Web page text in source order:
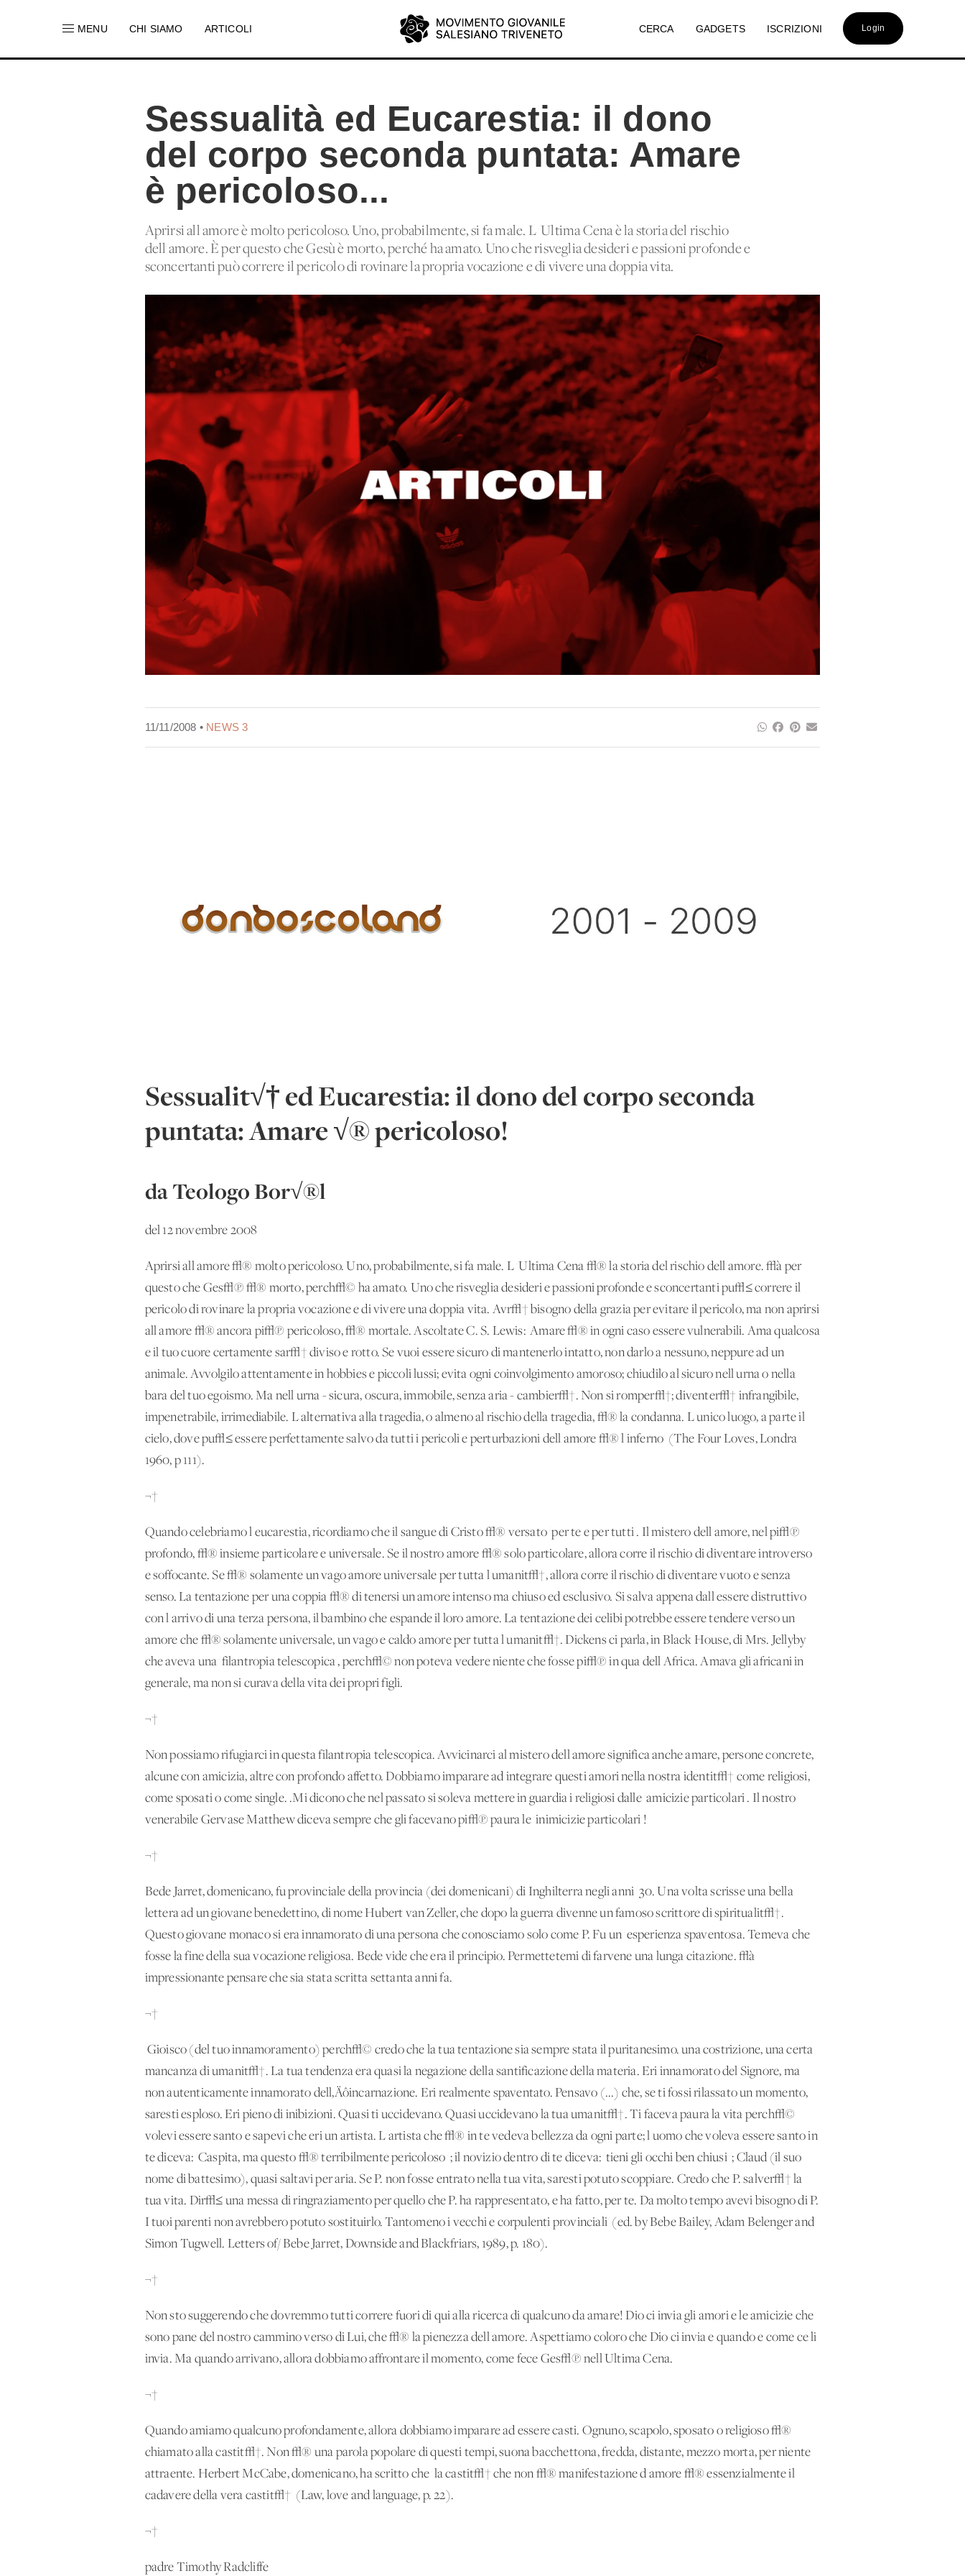
MENU CHI SIAMO ARTICOLI CERCA GADGETS ISCRIZIONI Login
Sessualità ed Eucarestia: il dono
del corpo seconda puntata: Amare
è pericoloso...
Aprirsi all'amore è molto pericoloso. Uno, probabilmente, si fa male. L 'Ultima Cena è la storia del rischio
dell'amore. È per questo che Gesù è morto, perché ha amato. Uno che risveglia desideri e passioni profonde e
sconcertanti può correre il pericolo di rovinare la propria vocazione e di vivere una doppia vita.
11/11/2008 • NEWS 3
Sessualit√† ed Eucarestia: il dono del corpo seconda
puntata: Amare √® pericoloso!
da Teologo Bor√®l
del 12 novembre 2008
Aprirsi all'amore √® molto pericoloso. Uno, probabilmente, si fa male. L 'Ultima Cena √® la storia del rischio dell'amore. √à per
questo che Ges√π √® morto, perch√© ha amato. Uno che risveglia desideri e passioni profonde e sconcertanti pu√≤ correre il
pericolo di rovinare la propria vocazione e di vivere una doppia vita. Avr√† bisogno della grazia per evitare il pericolo, ma non aprirsi
all'amore √® ancora pi√π pericoloso, √® mortale. Ascoltate C. S. Lewis: 'Amare √® in ogni caso essere vulnerabili. Ama qualcosa
e il tuo cuore certamente sar√† diviso e rotto. Se vuoi essere sicuro di mantenerlo intatto, non darlo a nessuno, neppure ad un
animale. Avvolgilo attentamente in hobbies e piccoli lussi; evita ogni coinvolgimento amoroso; chiudilo al sicuro nell'urna o nella
bara del tuo egoismo. Ma nell'urna - sicura, oscura, immobile, senza aria - cambier√†. Non si romper√†; diventer√† infrangibile,
impenetrabile, irrimediabile. L'alternativa alla tragedia, o almeno al rischio della tragedia, √® la condanna. L'unico luogo, a parte il
cielo, dove pu√≤ essere perfettamente salvo da tutti i pericoli e perturbazioni dell'amore √® l'inferno' (The Four Loves, Londra
1960, p 111).
¬†
Quando celebriamo l'eucarestia, ricordiamo che il sangue di Cristo √® versato 'per te e per tutti'. Il mistero dell'amore, nel pi√π
profondo, √® insieme particolare e universale. Se il nostro amore √® solo particolare, allora corre il rischio di diventare introverso
e soffocante. Se √® solamente un vago amore universale per tutta l'umanit√†, allora corre il rischio di diventare vuoto e senza
senso. La tentazione per una coppia √® di tenersi un amore intenso ma chiuso ed esclusivo. Si salva appena dall'essere distruttivo
con l'arrivo di una terza persona, il bambino che espande il loro amore. La tentazione dei celibi potrebbe essere tendere verso un
amore che √® solamente universale, un vago e caldo amore per tutta l'umanit√†. Dickens ci parla, in Black House, di Mrs. Jellyby
che aveva una 'filantropia telescopica', perch√© non poteva vedere niente che fosse pi√π in qua dell'Africa. Amava gli africani in
generale, ma non si curava della vita dei propri figli.
¬†
Non possiamo rifugiarci in questa filantropia telescopica. Avvicinarci al mistero dell'amore significa anche amare, persone concrete,
alcune con amicizia, altre con profondo affetto. Dobbiamo imparare ad integrare questi amori nella nostra identit√† come religiosi,
come sposati o come single. .Mi dicono che nel passato si soleva mettere in guardia i religiosi dalle 'amicizie particolari'. Il nostro
venerabile Gervase Matthew diceva sempre che gli facevano pi√π paura le 'inimicizie particolari'!
¬†
Bede Jarret, domenicano, fu provinciale della provincia (dei domenicani) di Inghilterra negli anni '30. Una volta scrisse una bella
lettera ad un giovane benedettino, di nome Hubert van Zeller, che dopo la guerra divenne un famoso scrittore di spiritualit√†.
Questo giovane monaco si era innamorato di una persona che conosciamo solo come P. Fu un 'esperienza spaventosa. Temeva che
fosse la fine della sua vocazione religiosa. Bede vide che era il principio. Permettetemi di farvene una lunga citazione. √à
impressionante pensare che sia stata scritta settanta anni fa.
¬†
'Gioisco (del tuo innamoramento) perch√© credo che la tua tentazione sia sempre stata il puritanesimo. una costrizione, una certa
mancanza di umanit√†. La tua tendenza era quasi la negazione della santificazione della materia. Eri innamorato del Signore, ma
non autenticamente innamorato dell‚Äôincarnazione. Eri realmente spaventato. Pensavo (...) che, se ti fossi rilassato un momento,
saresti esploso. Eri pieno di inibizioni. Quasi ti uccidevano. Quasi uccidevano la tua umanit√†. Ti faceva paura la vita perch√©
volevi essere santo e sapevi che eri un artista. L'artista che √® in te vedeva bellezza da ogni parte; l'uomo che voleva essere santo in
te diceva: 'Caspita, ma questo √® terribilmente pericoloso '; il novizio dentro di te diceva: 'tieni gli occhi ben chiusi '; Claud (il suo
nome di battesimo), quasi saltavi per aria. Se P. non fosse entrato nella tua vita, saresti potuto scoppiare. Credo che P. salver√† la
tua vita. Dir√≤ una messa di ringraziamento per quello che P. ha rappresentato, e ha fatto, per te. Da molto tempo avevi bisogno di P.
I tuoi parenti non avrebbero potuto sostituirlo. Tantomeno i vecchi e corpulenti provinciali' (ed. by Bebe Bailey, Adam Belenger and
Simon Tugwell. Letters of/ Bebe Jarret, Downside and Blackfriars, 1989, p. 180).
¬†
Non sto suggerendo che dovremmo tutti correre fuori di qui alla ricerca di qualcuno da amare! Dio ci invia gli amori e le amicizie che
sono pane del nostro cammino verso di Lui, che √® la pienezza dell'amore. Aspettiamo coloro che Dio ci invia e quando e come ce li
invia. Ma quando arrivano, allora dobbiamo affrontare il momento, come fece Ges√π nell'Ultima Cena.
¬†
Quando amiamo qualcuno profondamente, allora dobbiamo imparare ad essere casti. Ognuno, scapolo, sposato o religioso √®
chiamato alla castit√†. Non √® una parola popolare di questi tempi, suona bacchettona, fredda, distante, mezzo morta, per niente
attraente. Herbert McCabe, domenicano, ha scritto che 'la castit√† che non √® manifestazione d'amore √® essenzialmente il
cadavere della vera castit√†' (Law, love and language, p. 22).
¬†
padre Timothy Radcliffe